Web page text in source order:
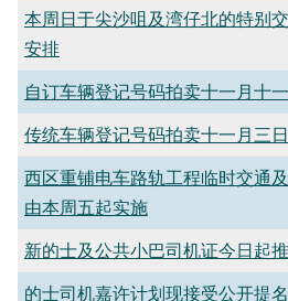
本周日于尖沙咀及湾仔北的特别
安排
自订车辆登记号码拍卖十一月十
传统车辆登记号码拍卖十一月三
西区重铺电车路轨工程临时交通
由本周五起实施
新的士及公共小巴司机证今日起
的士司机嘉许计划现接受公开提名